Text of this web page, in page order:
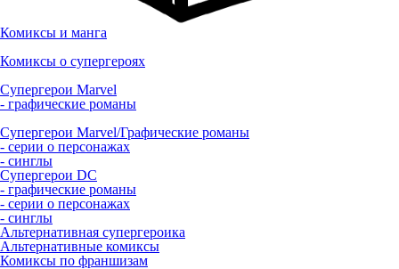
Комиксы и манга
Комиксы о супергероях
Супергерои Marvel
- графические романы
Супергерои Marvel/Графические романы
- серии о персонажах
- синглы
Супергерои DC
- графические романы
- серии о персонажах
- синглы
Альтернативная супергероика
Альтернативные комиксы
Комиксы по франшизам